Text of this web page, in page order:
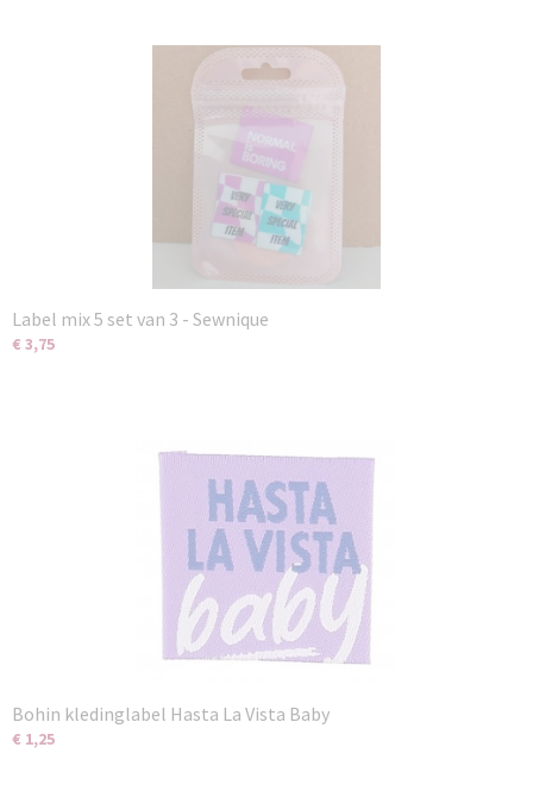
Label mix 5 set van 3 - Sewnique
€ 3,75
Bohin kledinglabel Hasta La Vista Baby
€ 1,25